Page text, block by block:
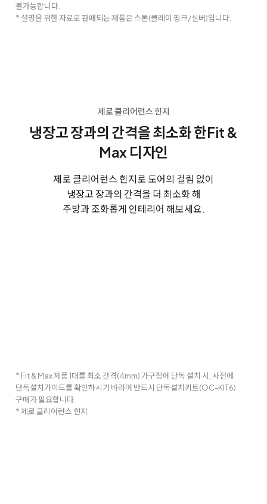
불가능합니다.
* 설명을 위한 자료로 판매되는 제품은 스톤(클레이 핑크/실버)입니다.
제로 클리어런스 힌지
냉장고 장과의 간격을 최소화 한Fit &
Max 디자인
제로 클리어런스 힌지로 도어의 걸림 없이
냉장고 장과의 간격을 더 최소화 해
주방과 조화롭게 인테리어 해보세요.
* Fit & Max 제품 1대를 최소 간격(4mm) 가구장에 단독 설치 시, 사전에
단독설치가이드를 확인하시기 바라며 반드시 단독설치키트(OC-KIT6)
구매가 필요합니다.
* 제로 클리어런스 힌지